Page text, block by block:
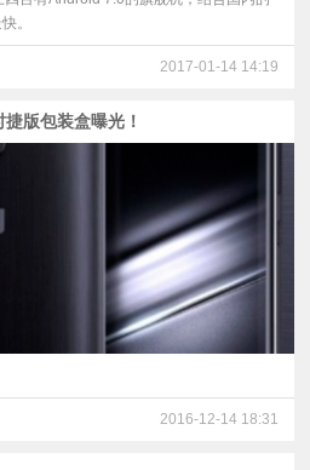
。
2017-01-14 14:19
版包装盒曝光！
2016-12-14 18:31